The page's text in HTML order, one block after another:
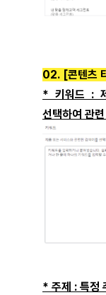
02. [콘텐츠
* 키워드 :
선택하여 관
* 주제 : 특정